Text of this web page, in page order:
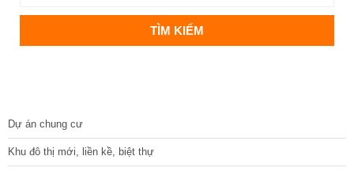
Dự án chung cư
Khu đô thị mới, liền kề, biệt thự